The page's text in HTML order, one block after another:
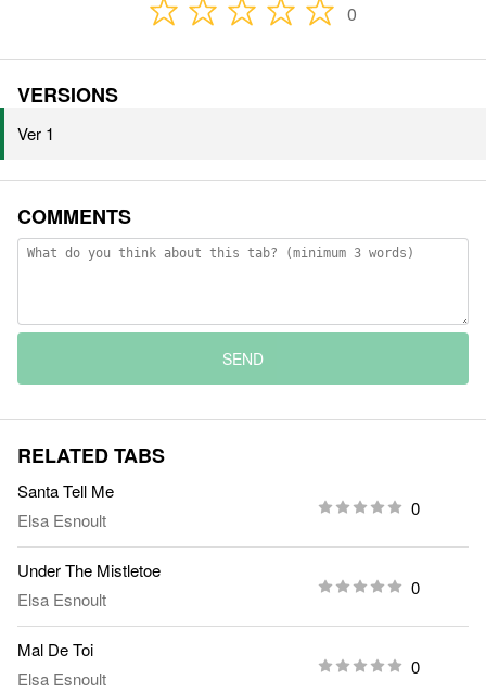
0
VERSIONS
Ver 1
COMMENTS
SEND
RELATED TABS
Santa Tell Me
Elsa Esnoult
0
Under The Mistletoe
Elsa Esnoult
0
Mal De Toi
Elsa Esnoult
0